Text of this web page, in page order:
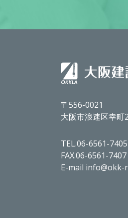
〒556-0021
大阪市浪速区幸
TEL.06-6561-7405
FAX.06-6561-7407
E-mail